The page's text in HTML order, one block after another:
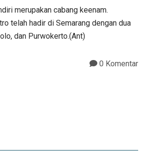
merupakan cabang keenam.
telah hadir di Semarang dengan dua
dan Purwokerto.(Ant)
0 Komentar